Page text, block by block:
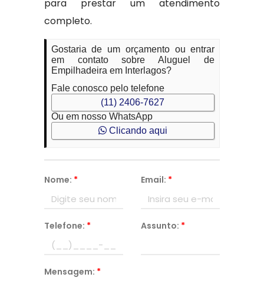
para prestar um atendimento
completo.
Gostaria de um orçamento ou entrar
em contato sobre Aluguel de
Empilhadeira em Interlagos?
Fale conosco pelo telefone
(11) 2406-7627
Ou em nosso WhatsApp
Clicando aqui
Nome: * Email: *
Telefone: * Assunto: *
Mensagem: *